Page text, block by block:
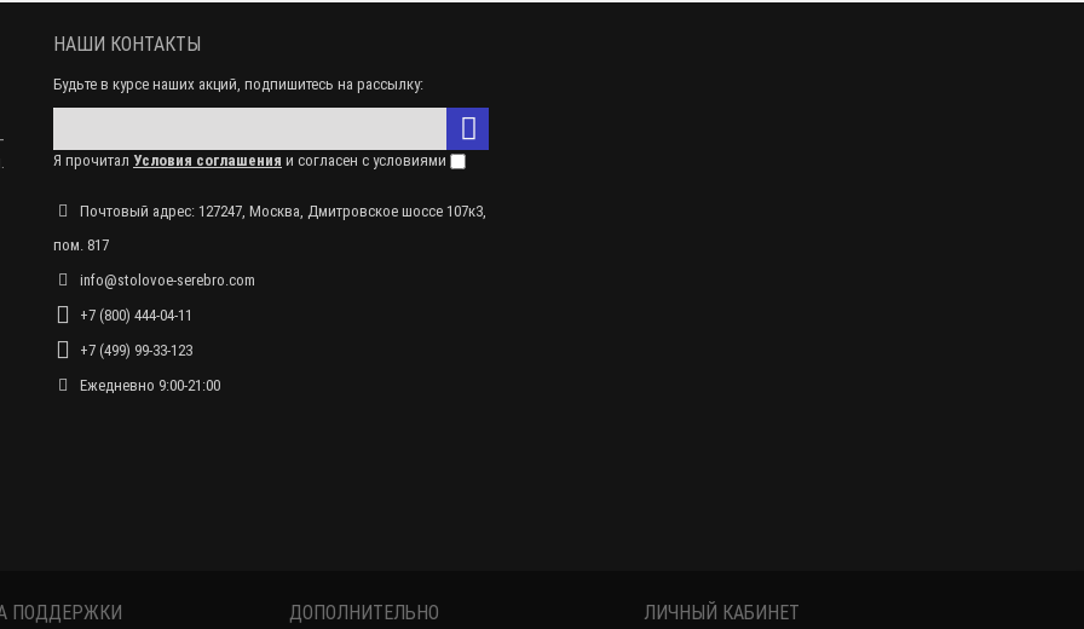
НАШИ КОНТАКТЫ
Будьте в курсе наших акций, подпишитесь на рассылку:
Я прочитал Условия соглашения и согласен с условиями
Почтовый адрес: 127247, Москва, Дмитровское шоссе 107к3,
пом. 817
info@stolovoe-serebro.com
+7 (800) 444-04-11
+7 (499) 99-33-123
Ежедневно 9:00-21:00
ПОДДЕРЖКИ ДОПОЛНИТЕЛЬНО ЛИЧНЫЙ КАБИНЕТ